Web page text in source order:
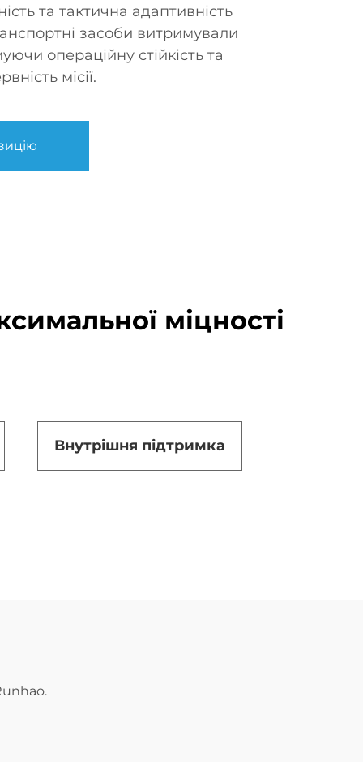
та тактична адаптивність
засоби витримували
операційну стійкість та
місії.
міцності
Внутрішня підтримка